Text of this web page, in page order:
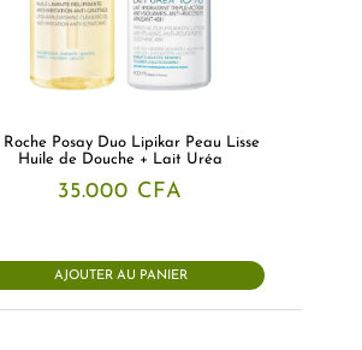
Roche Posay Duo Lipikar Peau Lisse
Huile de Douche + Lait Uréa
35.000 CFA
AJOUTER AU PANIER